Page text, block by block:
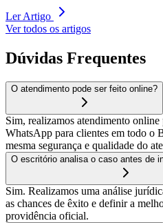
Ler Artigo
Ver todos os artigos
Dúvidas Frequentes
O atendimento pode ser feito online?
Sim, realizamos atendimento
WhatsApp para clientes em todo o
mesma segurança e qualidade do
O escritório analisa o caso antes de
Sim. Realizamos uma análise
as chances de êxito e definir a
providência oficial.